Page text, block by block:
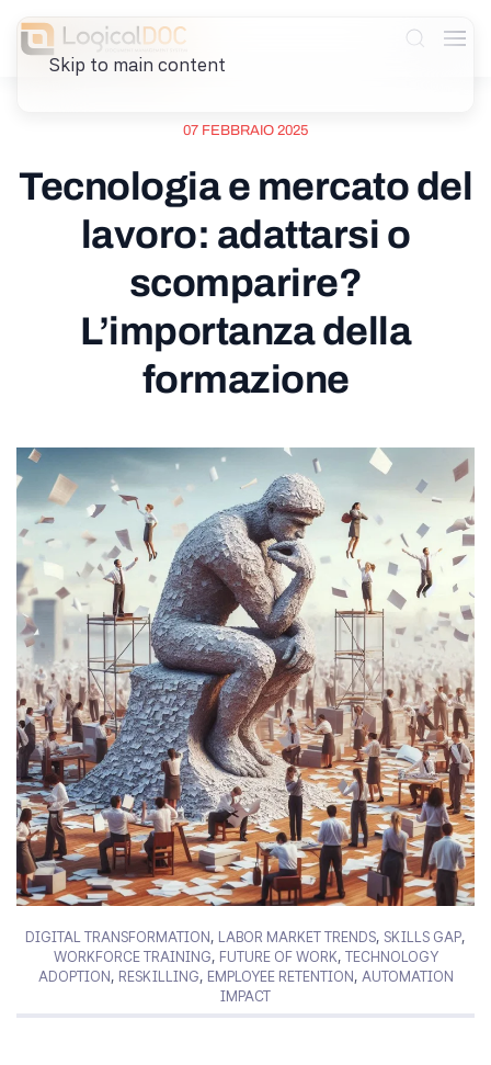
Skip to main content
07 FEBBRAIO 2025
Tecnologia e mercato del
lavoro: adattarsi o
scomparire?
L’importanza della
formazione
DIGITAL TRANSFORMATION , LABOR MARKET TRENDS, SKILLS GAP,
WORKFORCE TRAINING, FUTURE OF WORK, TECHNOLOGY
ADOPTION , RESKILLING, EMPLOYEE RETENTION , AUTOMATION
IMPACT